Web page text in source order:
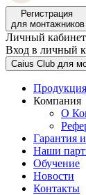
Регистрация
для монтажников
Личный кабинет
Вход в личный
Caius Club для
Продукция
Компания
О
Гарантия
Наши
Обучение
Новости
Контакты